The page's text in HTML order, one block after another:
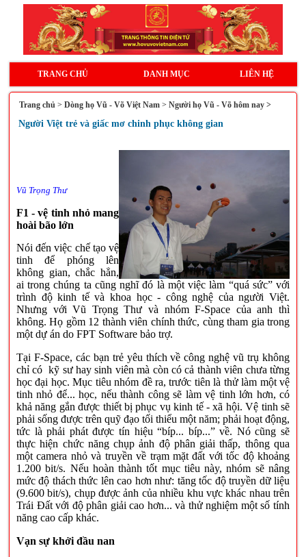
TRANG CHỦ DANH MỤC LIÊN HỆ
Trang chủ > Dòng họ Vũ - Võ Việt Nam > Người họ Vũ - Võ hôm nay >
Người Việt trẻ và giấc mơ chinh phục không gian
Vũ Trọng Thư
F1 - vệ tinh nhỏ mang
hoài bão lớn
Nói đến việc chế tạo vệ
tinh để phóng lên
không gian, chắc hẳn,
ai trong chúng ta cũng nghĩ đó là một việc làm “quá sức” với
trình độ kinh tế và khoa học - công nghệ của người Việt.
Nhưng với Vũ Trọng Thư và nhóm F-Space của anh thì
không. Họ gồm 12 thành viên chính thức, cùng tham gia trong
một dự án do FPT Software bảo trợ.
Tại F-Space, các bạn trẻ yêu thích về công nghệ vũ trụ không
chỉ có kỹ sư hay sinh viên mà còn có cả thành viên chưa từng
học đại học. Mục tiêu nhóm đề ra, trước tiên là thử làm một vệ
tinh nhỏ để... học, nếu thành công sẽ làm vệ tinh lớn hơn, có
khả năng gắn được thiết bị phục vụ kinh tế - xã hội. Vệ tinh sẽ
phải sống được trên quỹ đạo tối thiểu một năm; phải hoạt động,
tức là phải phát được tín hiệu “bíp... bíp...” về. Nó cũng sẽ
thực hiện chức năng chụp ảnh độ phân giải thấp, thông qua
một camera nhỏ và truyền về trạm mặt đất với tốc độ khoảng
1.200 bit/s. Nếu hoàn thành tốt mục tiêu này, nhóm sẽ nâng
mức độ thách thức lên cao hơn như: tăng tốc độ truyền dữ liệu
(9.600 bit/s), chụp được ảnh của nhiều khu vực khác nhau trên
Trái Đất với độ phân giải cao hơn... và thử nghiệm một số tính
năng cao cấp khác.
Vạn sự khởi đầu nan